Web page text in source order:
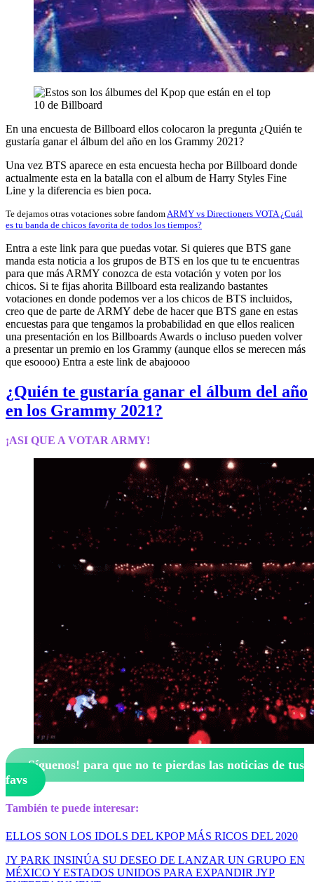
En una encuesta de Billboard ellos colocaron la pregunta ¿Quién te
gustaría ganar el álbum del año en los Grammy 2021?
Una vez BTS aparece en esta encuesta hecha por Billboard donde
actualmente esta en la batalla con el album de Harry Styles Fine
Line y la diferencia es bien poca.
Te dejamos otras votaciones sobre fandomARMY vs Directioners VOTA ¿Cuál
es tu banda de chicos favorita de todos los tiempos?
Entra a este link para que puedas votar. Si quieres que BTS gane
manda esta noticia a los grupos de BTS en los que tu te encuentras
para que más ARMY conozca de esta votación y voten por los
chicos. Si te fijas ahorita Billboard esta realizando bastantes
votaciones en donde podemos ver a los chicos de BTS incluidos,
creo que de parte de ARMY debe de hacer que BTS gane en estas
encuestas para que tengamos la probabilidad en que ellos realicen
una presentación en los Billboards Awards o incluso pueden volver
a presentar un premio en los Grammy (aunque ellos se merecen más
que esoooo) Entra a este link de abajoooo
¿Quién te gustaría ganar el álbum del año
en los Grammy 2021?
¡ASI QUE A VOTAR ARMY!
¡Síguenos! para que no te pierdas las noticias de tus
favs
También te puede interesar:
ELLOS SON LOS IDOLS DEL KPOP MÁS RICOS DEL 2020
JY PARK INSINÚA SU DESEO DE LANZAR UN GRUPO EN
MÉXICO Y ESTADOS UNIDOS PARA EXPANDIR JYP